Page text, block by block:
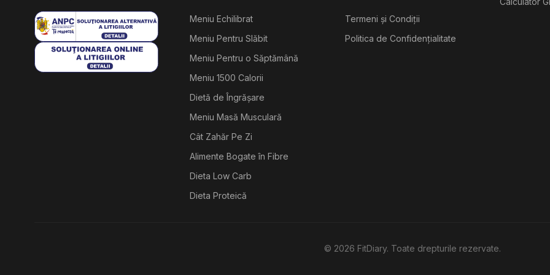
Meniu Echilibrat
Meniu Pentru Slăbit
Meniu Pentru o Săptămână
Meniu 1500 Calorii
Dietă de Îngrășare
Meniu Masă Musculară
Cât Zahăr Pe Zi
Alimente Bogate în Fibre
Dieta Low Carb
Dieta Proteică
Termeni și Condiții
Politica de Confidențialitate
© 2026 FitDiary. Toate drepturile rezervate.